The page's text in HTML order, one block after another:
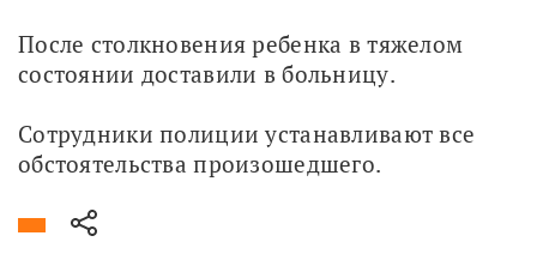
После столкновения ребенка в тяжелом
состоянии доставили в больницу.
Сотрудники полиции устанавливают все
обстоятельства произошедшего.